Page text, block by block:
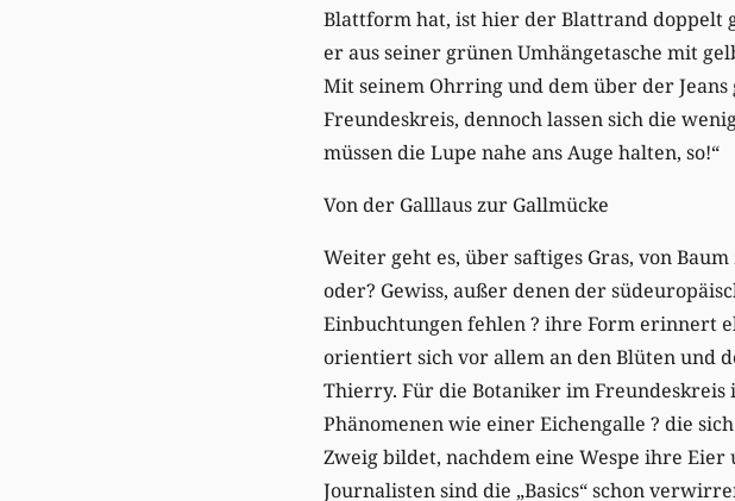
Blattform hat, ist hier der Blattrand doppelt
er aus seiner grünen Umhängetasche mit
Mit seinem Ohrring und dem über der
Freundeskreis, dennoch lassen sich die
müssen die Lupe nahe ans Auge halten, so!“
Von der Galllaus zur Gallmücke
Weiter geht es, über saftiges Gras, von
oder? Gewiss, außer denen der
Einbuchtungen fehlen ? ihre Form erinnert
orientiert sich vor allem an den Blüten und
Thierry. Für die Botaniker im Freundeskreis
Phänomenen wie einer Eichengalle ? die
Zweig bildet, nachdem eine Wespe ihre
Journalisten sind die „Basics“ schon